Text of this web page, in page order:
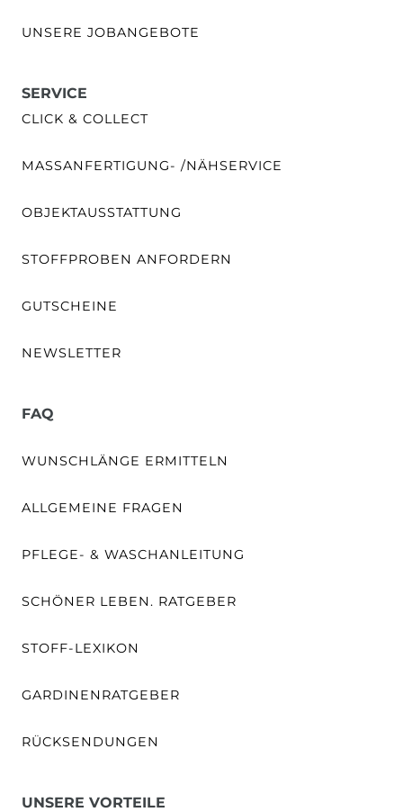
UNSERE JOBANGEBOTE
SERVICE
CLICK & COLLECT
MASSANFERTIGUNG- /NÄHSERVICE
OBJEKTAUSSTATTUNG
STOFFPROBEN ANFORDERN
GUTSCHEINE
NEWSLETTER
FAQ
WUNSCHLÄNGE ERMITTELN
ALLGEMEINE FRAGEN
PFLEGE- & WASCHANLEITUNG
SCHÖNER LEBEN. RATGEBER
STOFF-LEXIKON
GARDINENRATGEBER
RÜCKSENDUNGEN
UNSERE VORTEILE